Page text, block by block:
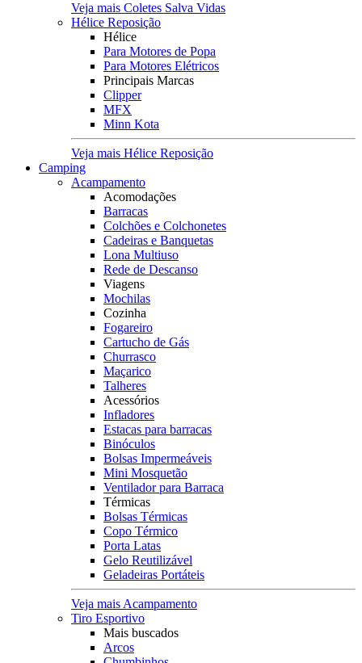
Veja mais Coletes Salva Vidas
Hélice Reposição
Hélice
Para Motores de Popa
Para Motores Elétricos
Principais Marcas
Clipper
MFX
Minn Kota
Veja mais Hélice Reposição
Camping
Acampamento
Acomodações
Barracas
Colchões e Colchonetes
Cadeiras e Banquetas
Lona Multiuso
Rede de Descanso
Viagens
Mochilas
Cozinha
Fogareiro
Cartucho de Gás
Churrasco
Maçarico
Talheres
Acessórios
Infladores
Estacas para barracas
Binóculos
Bolsas Impermeáveis
Mini Mosquetão
Ventilador para Barraca
Térmicas
Bolsas Térmicas
Copo Térmico
Porta Latas
Gelo Reutilizável
Geladeiras Portáteis
Veja mais Acampamento
Tiro Esportivo
Mais buscados
Arcos